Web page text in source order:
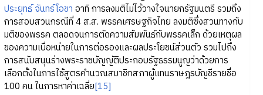
ประยุทธ์ จันทร์โอชา อาทิ การลงมติไม่ไว้วางใจนายกรัฐมนตรี รวมถึง
การสอบสวนกรณีที่ 4 ส.ส. พรรคเศรษฐกิจไทย ลงมติซึ่งสวนทางกับ
มติของพรรค ตลอดจนการตัดความสัมพันธ์กับพรรคเล็ก ด้วยเหตุผล
ของความเบื่อหน่ายในการต่อรองและผลประโยชน์ส่วนตัว รวมไปถึง
การสนับสนุนร่างพระราชบัญญัติประกอบรัฐธรรมนูญว่าด้วยการ
เลือกตั้งในการใช้สูตรคำนวณสมาชิกสภาผู้แทนราษฎรบัญชีรายชื่อ
100 คน ในการหาค่าเฉลี่ย[15]